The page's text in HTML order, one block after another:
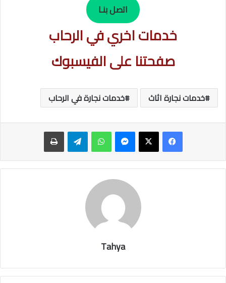
اتصل بنـا
خدمات اخري في الرحاب
صفحتنا على الفيسبوك
خدمات نجارة اثاث خدمات نجارة في الرحاب
ماسنجر واتساب تيلقرام طباعة
Tahya